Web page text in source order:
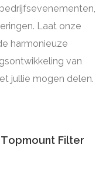
Laat onze
harmonieuze
van
jullie mogen delen.
Filter